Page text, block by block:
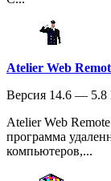
Atelier Web
Версия 14.6 —
Atelier Web
программа
компьютеров,...